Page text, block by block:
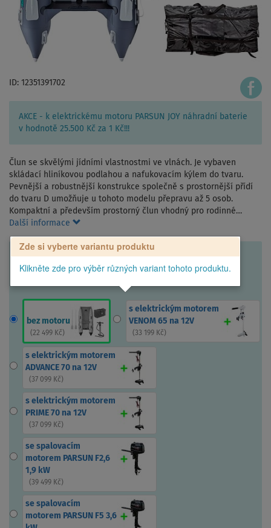
ID: 12351391702
AKCE - k elektrickému motoru PARSUN JOY náhradní baterie
v hodnotě 25.500 Kč za 1 Kč!!!
Člun se skvělými jídními vlastnostmi ve vlnách. Je vybaven
skládací hliníkovou podlahou a nafukovacím kýlem do tvaru.
Pevnější a robustnější konstrukce společně s prostornější přídí
do tvaru D umožňuje u tohoto modelu přepravu až 5 osob.
Kompaktní a především prostorný člun vhodný pro rodinné…
Další informace
Zde si vyberte variantu produktu
Klikněte zde pro výběr různých variant tohoto produktu.
bez motoru
(22 499 Kč)
s elektrickým motorem
VENOM 65 na 12V
(33 199 Kč)
s elektrickým motorem
ADVANCE 70 na 12V
(37 099 Kč)
s elektrickým motorem
PRIME 70 na 12V
(37 099 Kč)
se spalovacím
motorem PARSUN F2,6
1,9 kW
(39 499 Kč)
se spalovacím
motorem PARSUN F5 3,6